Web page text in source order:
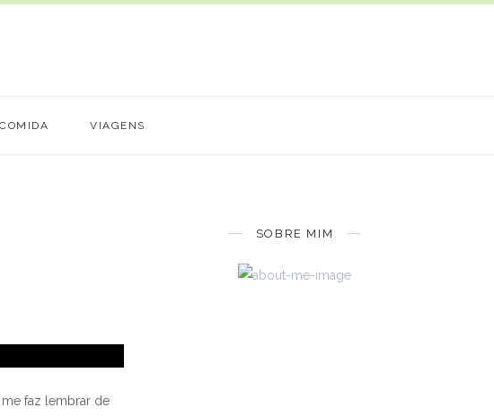
COMIDA VIAGENS
faz lembrar de
SOBRE MIM